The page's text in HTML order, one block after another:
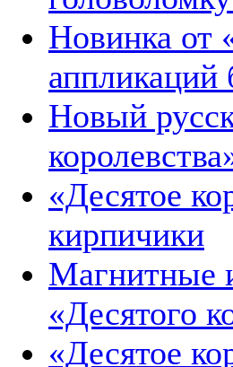
Новинка от
Новый
«Десятое
кирпичики
Магнитные
«Десятого
«Десятое